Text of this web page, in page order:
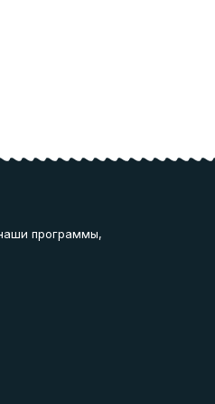
программы,